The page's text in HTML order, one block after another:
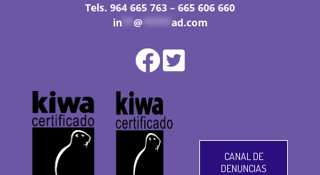
Tels. 964 665 763 – 665 606 660
in** @ ad.com
CANAL DE
DENUNCIAS